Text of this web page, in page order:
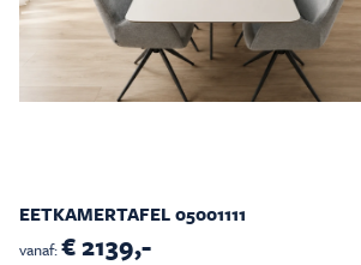
EETKAMERTAFEL 05001111
vanaf:€ 2139,-